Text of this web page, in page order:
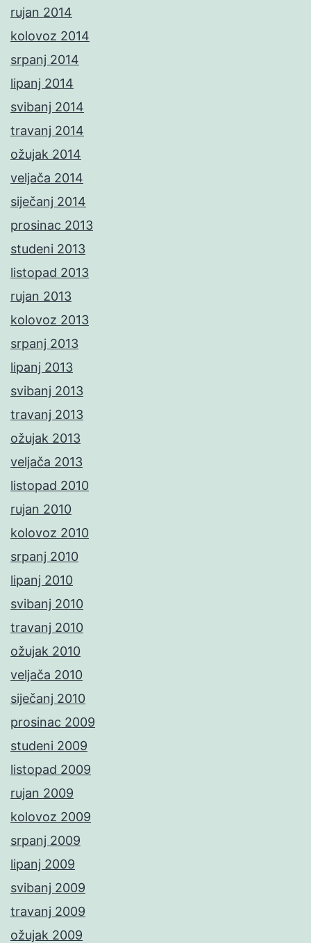
rujan 2014
kolovoz 2014
srpanj 2014
lipanj 2014
svibanj 2014
travanj 2014
ožujak 2014
veljača 2014
siječanj 2014
prosinac 2013
studeni 2013
listopad 2013
rujan 2013
kolovoz 2013
srpanj 2013
lipanj 2013
svibanj 2013
travanj 2013
ožujak 2013
veljača 2013
listopad 2010
rujan 2010
kolovoz 2010
srpanj 2010
lipanj 2010
svibanj 2010
travanj 2010
ožujak 2010
veljača 2010
siječanj 2010
prosinac 2009
studeni 2009
listopad 2009
rujan 2009
kolovoz 2009
srpanj 2009
lipanj 2009
svibanj 2009
travanj 2009
ožujak 2009